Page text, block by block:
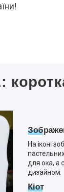
На іконі
для ока, а
дизайном.
Кіот